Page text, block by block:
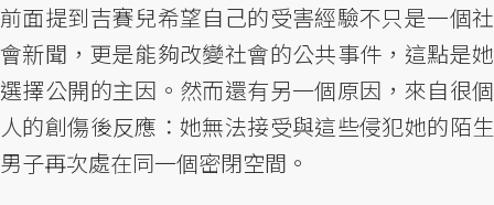
前面提到吉賽兒希望自己的受害經驗不只是一個社
會新聞，更是能夠改變社會的公共事件，這點是她
選擇公開的主因。然而還有另一個原因，來自很個
人的創傷後反應：她無法接受與這些侵犯她的陌生
男子再次處在同一個密閉空間。